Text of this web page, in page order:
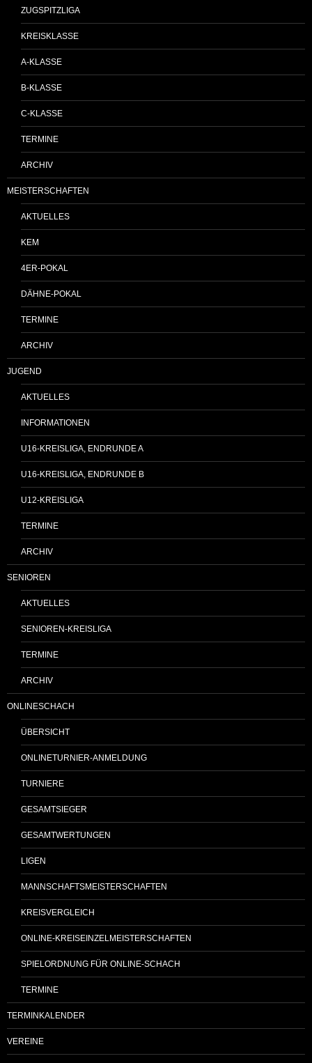
ZUGSPITZLIGA
KREISKLASSE
A-KLASSE
B-KLASSE
C-KLASSE
TERMINE
ARCHIV
MEISTERSCHAFTEN
AKTUELLES
KEM
4ER-POKAL
DÄHNE-POKAL
TERMINE
ARCHIV
JUGEND
AKTUELLES
INFORMATIONEN
U16-KREISLIGA, ENDRUNDE A
U16-KREISLIGA, ENDRUNDE B
U12-KREISLIGA
TERMINE
ARCHIV
SENIOREN
AKTUELLES
SENIOREN-KREISLIGA
TERMINE
ARCHIV
ONLINESCHACH
ÜBERSICHT
ONLINETURNIER-ANMELDUNG
TURNIERE
GESAMTSIEGER
GESAMTWERTUNGEN
LIGEN
MANNSCHAFTSMEISTERSCHAFTEN
KREISVERGLEICH
ONLINE-KREISEINZELMEISTERSCHAFTEN
SPIELORDNUNG FÜR ONLINE-SCHACH
TERMINE
TERMINKALENDER
VEREINE